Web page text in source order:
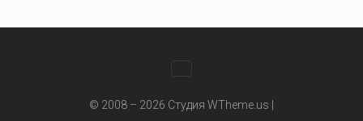
© 2008 – 2026 Студия WTheme.us |